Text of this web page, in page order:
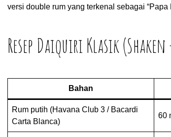
versi double rum yang terkenal sebagai “Papa
Resep Daiquiri Klasik
Bahan
Rum putih (Havana Club 3 / Bacardi
Carta Blanca)
60